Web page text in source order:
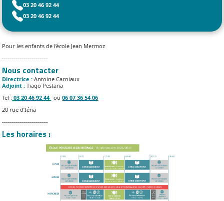
03 20 46 92 44
03 20 46 92 44
Pour les enfants de l’école Jean Mermoz
-----------------------
Nous contacter
Directrice : Antoine Carniaux
Adjoint : Tiago Pestana
Tel : 03 20 46 92 44 ou06 07 36 54 06
20 rue d’Iéna
-----------------------
Les horaires :